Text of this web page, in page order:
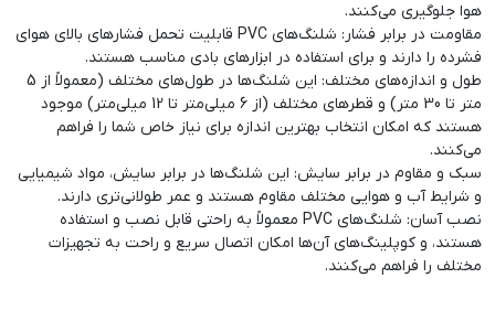
هوا جلوگیری می‌کنند.
مقاومت در برابر فشار: شلنگ‌های PVC قابلیت تحمل فشارهای بالای هوای
فشرده را دارند و برای استفاده در ابزارهای بادی مناسب هستند.
طول و اندازه‌های مختلف: این شلنگ‌ها در طول‌های مختلف (معمولاً از 5
متر تا 30 متر) و قطرهای مختلف (از 6 میلی‌متر تا 12 میلی‌متر) موجود
هستند که امکان انتخاب بهترین اندازه برای نیاز خاص شما را فراهم
می‌کنند.
سبک و مقاوم در برابر سایش: این شلنگ‌ها در برابر سایش، مواد شیمیایی
و شرایط آب و هوایی مختلف مقاوم هستند و عمر طولانی‌تری دارند.
نصب آسان: شلنگ‌های PVC معمولاً به راحتی قابل نصب و استفاده
هستند، و کوپلینگ‌های آن‌ها امکان اتصال سریع و راحت به تجهیزات
مختلف را فراهم می‌کنند.